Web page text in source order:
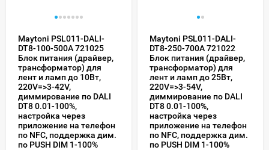
Maytoni PSL011-DALI-
DT8-100-500A 721025
Блок питания (драйвер,
трансформатор) для
лент и ламп до 10Вт,
220V=>3-42V,
диммирование по DALI
DT8 0.01-100%,
настройка через
приложение на телефон
по NFC, поддержка дим.
по PUSH DIM 1-100%
Maytoni PSL011-DALI-
DT8-250-700A 721022
Блок питания (драйвер,
трансформатор) для
лент и ламп до 25Вт,
220V=>3-54V,
диммирование по DALI
DT8 0.01-100%,
настройка через
приложение на телефон
по NFC, поддержка дим.
по PUSH DIM 1-100%